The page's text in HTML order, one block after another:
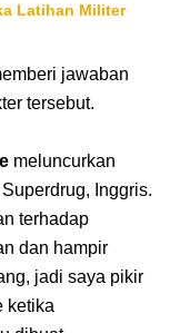
Latihan Militer
jawaban
tersebut.
meluncurkan
Inggris.
terhadap
dan hampir
jadi saya pikir
ketika